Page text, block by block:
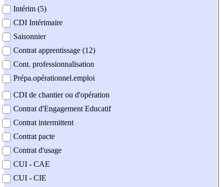
Intérim (5)
CDI Intérimaire
Saisonnier
Contrat apprentissage (12)
Cont. professionnalisation
Prépa.opérationnel.emploi
CDI de chantier ou d'opération
Contrat d'Engagement Educatif
Contrat intermittent
Contrat pacte
Contrat d'usage
CUI - CAE
CUI - CIE